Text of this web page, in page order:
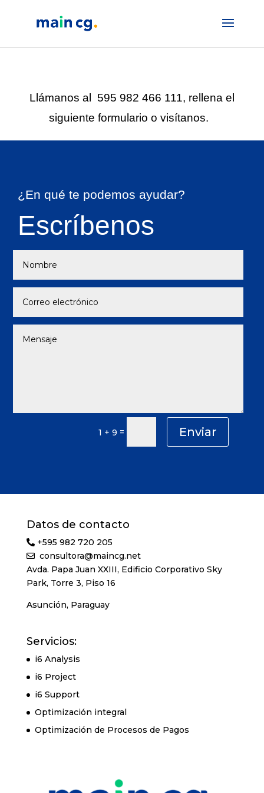
Llámanos al 595 982 466 111, rellena el
siguiente formulario o visítanos.
¿En qué te podemos ayudar?
Escríbenos
1 + 9 = Enviar
Datos de contacto
+595 982 720 205
consultora@maincg.net
Avda. Papa Juan XXIII, Edificio Corporativo Sky
Park, Torre 3, Piso 16
Asunción, Paraguay
Servicios:
i6 Analysis
i6 Project
i6 Support
Optimización integral
Optimización de Procesos de Pagos